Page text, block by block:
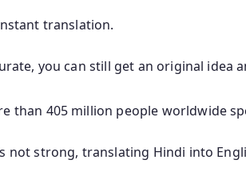
translation.
you can still get an original idea
than 405 million people worldwide
not strong, translating Hindi into